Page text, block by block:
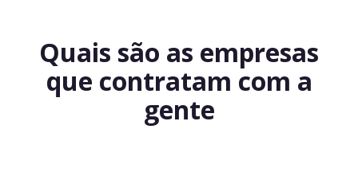
Quais são as empresas
que contratam com a
gente